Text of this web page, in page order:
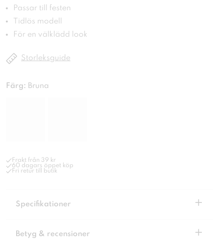
Passar till festen
Tidlös modell
För en välklädd look
Storleksguide
Färg: Bruna
Frakt från 39 kr
60 dagars öppet köp
Fri retur till butik
Specifikationer +
Betyg & recensioner +